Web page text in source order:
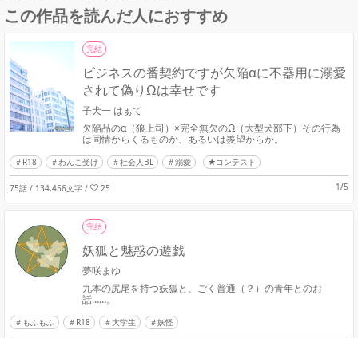
この作品を読んだ人におすすめ
完結
ビジネスの番契約ですが欠陥αに不器用に溺愛
されて偽りΩは幸せです
子犬一 はぁて
欠陥品のα（狼上司）×完全無欠のΩ（大型犬部下）その行為
は同情からくるものか、あるいは羨望からか。
R18 わんこ受け 社会人BL 溺愛 ★コンテスト
75話 / 134,456文字 / 25 1/5
完結
妖狐と魅惑の遊戯
夢咲まゆ
九本の尻尾を持つ妖狐と、ごく普通（？）の青年とのお
話……。
もふもふ R18 大学生 妖怪